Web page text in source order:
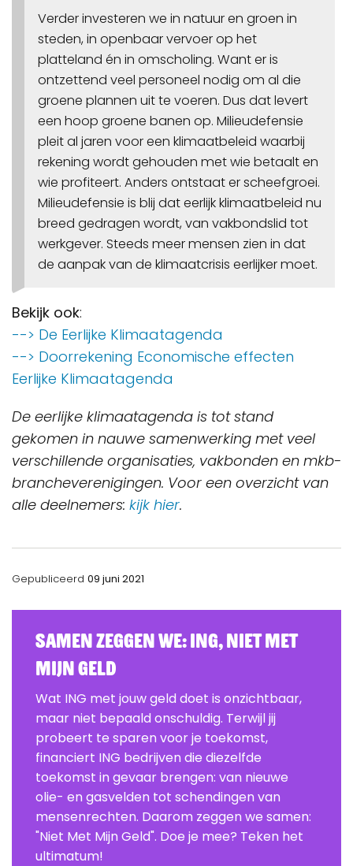
Verder investeren we in natuur en groen in
steden, in openbaar vervoer op het
platteland én in omscholing. Want er is
ontzettend veel personeel nodig om al die
groene plannen uit te voeren. Dus dat levert
een hoop groene banen op. Milieudefensie
pleit al jaren voor een klimaatbeleid waarbij
rekening wordt gehouden met wie betaalt en
wie profiteert. Anders ontstaat er scheefgroei.
Milieudefensie is blij dat eerlijk klimaatbeleid nu
breed gedragen wordt, van vakbondslid tot
werkgever. Steeds meer mensen zien in dat
de aanpak van de klimaatcrisis eerlijker moet.
Bekijk ook:
--> De Eerlijke Klimaatagenda
--> Doorrekening Economische effecten
Eerlijke Klimaatagenda
De eerlijke klimaatagenda is tot stand
gekomen in nauwe samenwerking met veel
verschillende organisaties, vakbonden en mkb-
brancheverenigingen. Voor een overzicht van
alle deelnemers: kijk hier.
Gepubliceerd 09 juni 2021
Samen zeggen we: ING, Niet Met
Mijn Geld
Wat ING met jouw geld doet is onzichtbaar,
maar niet bepaald onschuldig. Terwijl jij
probeert te sparen voor je toekomst,
financiert ING bedrijven die diezelfde
toekomst in gevaar brengen: van nieuwe
olie- en gasvelden tot schendingen van
mensenrechten. Daarom zeggen we samen:
"Niet Met Mijn Geld". Doe je mee? Teken het
ultimatum!